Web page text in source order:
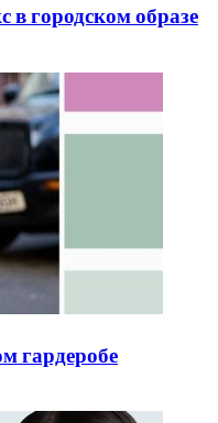
городском образе
гардеробе